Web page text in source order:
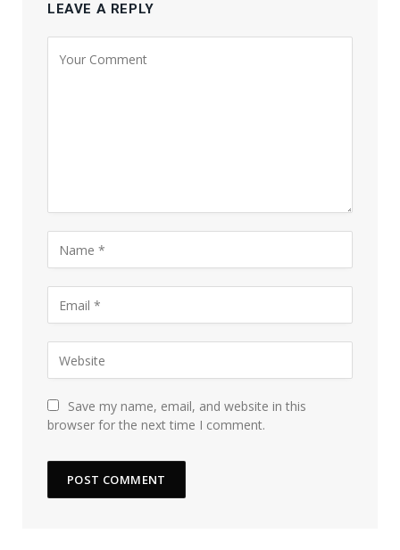
LEAVE A REPLY
Save my name, email, and website in this
browser for the next time I comment.